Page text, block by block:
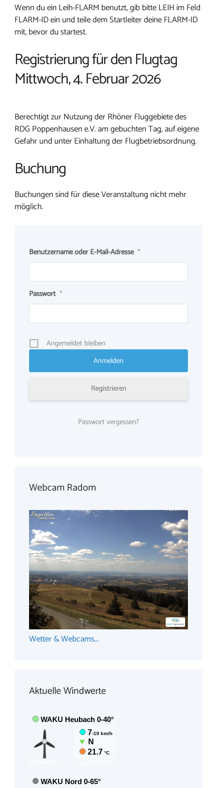
Wenn du ein Leih-FLARM benutzt, gib bitte LEIH im Feld
FLARM-ID ein und teile dem Startleiter deine FLARM-ID
mit, bevor du startest.
Registrierung für den Flugtag
Mittwoch, 4. Februar 2026
Berechtigt zur Nutzung der Rhöner Fluggebiete des
RDG Poppenhausen e.V. am gebuchten Tag, auf eigene
Gefahr und unter Einhaltung der Flugbetriebsordnung.
Buchung
Buchungen sind für diese Veranstaltung nicht mehr
möglich.
Benutzername oder E-Mail-Adresse *
Passwort *
Angemeldet bleiben
Registrieren
Passwort vergessen?
Webcam Radom
Wetter & Webcams...
Aktuelle Windwerte